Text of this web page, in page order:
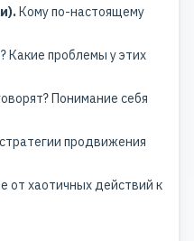
Кому по-настоящему
Какие проблемы у этих
Понимание себя
продвижения
от хаотичных действий к